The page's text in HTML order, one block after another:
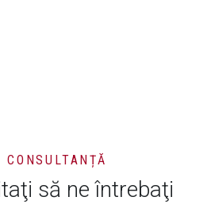
CONSULTANȚĂ
să ne întrebaţi